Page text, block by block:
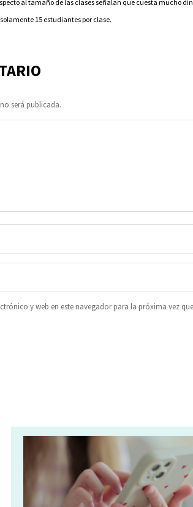
al tamaño de las clases señalan que cuesta mucho
15 estudiantes por clase.
será publicada.
y web en este navegador para la próxima vez